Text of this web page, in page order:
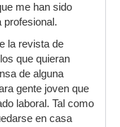
me han sido
profesional.
la revista de
que quieran
de alguna
gente joven que
laboral. Tal como
en casa